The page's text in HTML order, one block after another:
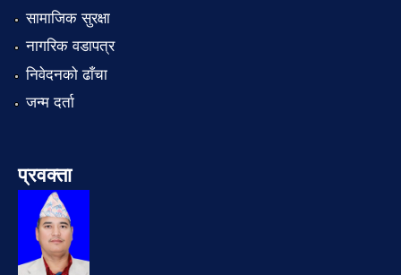
सामाजिक सुरक्षा
नागरिक वडापत्र
निवेदनको ढाँचा
जन्म दर्ता
प्रवक्ता